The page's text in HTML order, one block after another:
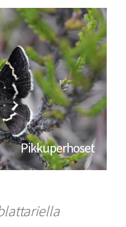
Pikkuperhoset